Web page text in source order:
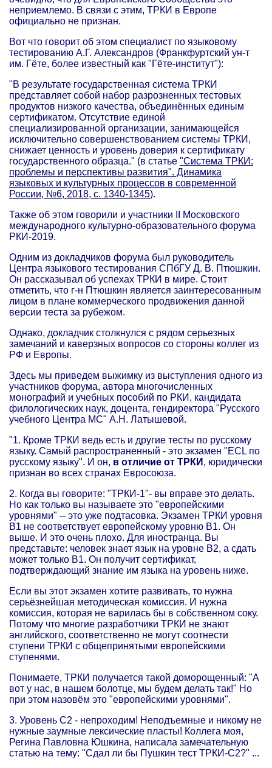
неприемлемо. В связи с этим, ТРКИ в Европе
официально не признан.
Вот что говорит об этом специалист по языковому
тестированию А.Г. Александров (Франкфуртский ун-т
им. Гёте, более известный как "Гёте-институт"):
"В результате государственная система ТРКИ
представляет собой набор разрозненных тестовых
продуктов низкого качества, объединённых единым
сертификатом. Отсутствие единой
специализированной организации, занимающейся
исключительно совершенствованием системы ТРКИ,
снижает ценность и уровень доверия к сертификату
государственного образца." (в статье "Система ТРКИ:
проблемы и перспективы развития". Динамика
языковых и культурных процессов в современной
России, №6, 2018, с. 1340-1345).
Также об этом говорили и участники II Московского
международного культурно-образовательного форума
РКИ-2019.
Одним из докладчиков форума был руководитель
Центра языкового тестирования СПбГУ Д. В. Птюшкин.
Он рассказывал об успехах ТРКИ в мире. Стоит
отметить, что г-н Птюшкин является заинтересованным
лицом в плане коммерческого продвижения данной
версии теста за рубежом.
Однако, докладчик столкнулся с рядом серьезных
замечаний и каверзных вопросов со стороны коллег из
РФ и Европы.
Здесь мы приведем выжимку из выступления одного из
участников форума, автора многочисленных
монографий и учебных пособий по РКИ, кандидата
филологических наук, доцента, гендиректора "Русского
учебного Центра МС" А.Н. Латышевой.
"1. Кроме ТРКИ ведь есть и другие тесты по русскому
языку. Самый распространенный - это экзамен "ECL по
русскому языку". И он, в отличие от ТРКИ , юридически
признан во всех странах Евросоюза.
2. Когда вы говорите: "ТРКИ-1"- вы вправе это делать.
Но как только вы называете это "европейскими
уровнями" -- это уже подтасовка. Экзамен ТРКИ уровня
B1 не соответствует европейскому уровню B1. Он
выше. И это очень плохо. Для иностранца. Вы
представьте: человек знает язык на уровне В2, а сдать
может только В1. Он получит сертификат,
подтверждающий знание им языка на уровень ниже.
Если вы этот экзамен хотите развивать, то нужна
серьёзнейшая методическая комиссия. И нужна
комиссия, которая не варилась бы в собственном соку.
Потому что многие разработчики ТРКИ не знают
английского, соответственно не могут соотнести
ступени ТРКИ с общепринятыми европейскими
ступенями.
Понимаете, ТРКИ получается такой доморощенный: "А
вот у нас, в нашем болотце, мы будем делать так!" Но
при этом назовём это "европейскими уровнями".
3. Уровень С2 - непроходим! Неподъемные и никому не
нужные заумные лексические пласты! Коллега моя,
Регина Павловна Юшкина, написала замечательную
статью на тему: "Сдал ли бы Пушкин тест ТРКИ-С2?" ...